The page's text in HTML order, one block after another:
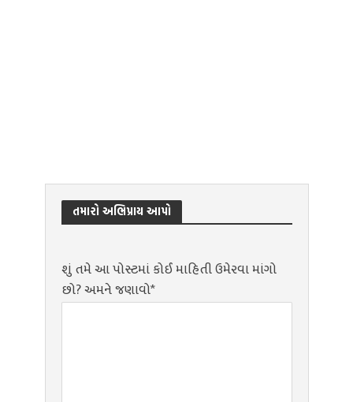
તમારો અભિપ્રાય આપો
શું તમે આ પોસ્ટમાં કોઈ માહિતી ઉમેરવા માંગો
છો? અમને જણાવો*